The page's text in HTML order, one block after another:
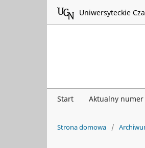
Start Aktualny numer
Uniwersyteckie
Strona domowa /